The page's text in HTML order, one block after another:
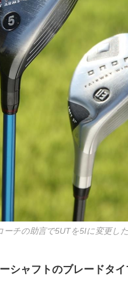
チの助言で5UTを5Iに変更し
シャフトのブレードタ